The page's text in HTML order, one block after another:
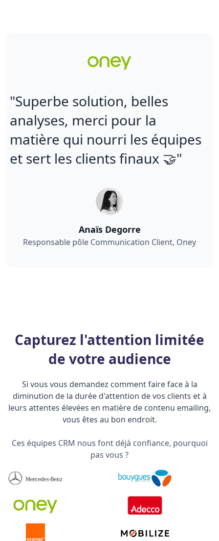
"Superbe solution, belles
analyses, merci pour la
matière qui nourri les équipes
et sert les clients finaux 🤝"
Anaïs Degorre
Responsable pôle Communication Client, Oney
Capturez l'attention limitée
de votre audience
Si vous vous demandez comment faire face à la
diminution de la durée d'attention de vos clients et à
leurs attentes élevées en matière de contenu emailing,
vous êtes au bon endroit.
Ces équipes CRM nous font déjà confiance, pourquoi
pas vous ?